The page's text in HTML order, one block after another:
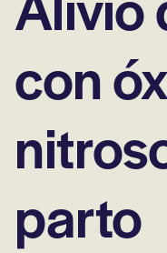
con
parto